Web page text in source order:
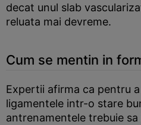
decat unul slab
reluata mai devreme.
Cum se mentin in
Expertii afirma ca pentru
ligamentele intr-o stare
antrenamentele trebuie sa